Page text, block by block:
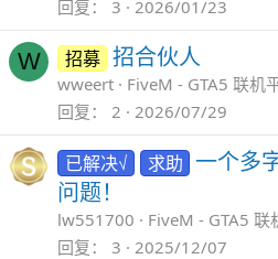
回复
3 2026/01/23
W 招募 招合伙人
wweert
FiveM - GTA5 联机
回复
2 2026/07/29
已解决√ 求助 一个多
问题！
lw551700
FiveM - GTA5 联
回复
3 2025/12/07